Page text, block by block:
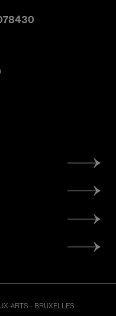
ARTS - BRUXELLES